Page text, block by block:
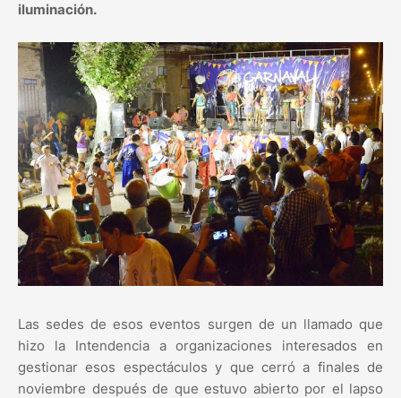
iluminación.
Las sedes de esos eventos surgen de un llamado que
hizo la Intendencia a organizaciones interesados en
gestionar esos espectáculos y que cerró a finales de
noviembre después de que estuvo abierto por el lapso